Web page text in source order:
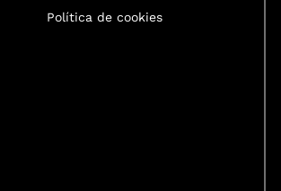
Política de cookies